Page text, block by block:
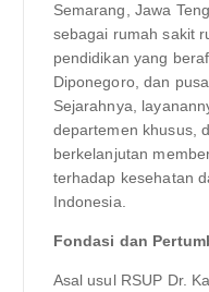
Semarang, Jawa
sebagai rumah sakit
pendidikan yang
Diponegoro, dan
Sejarahnya,
departemen khusus,
berkelanjutan
terhadap kesehatan
Indonesia.
Fondasi dan
Asal usul RSUP Dr.